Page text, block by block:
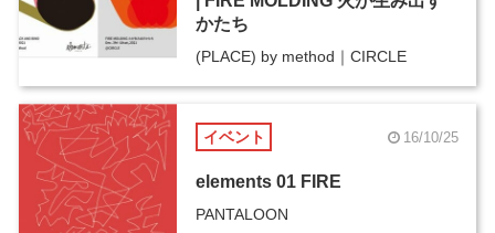
かたち
(PLACE) by method｜CIRCLE
イベント 16/10/25
elements 01 FIRE
PANTALOON